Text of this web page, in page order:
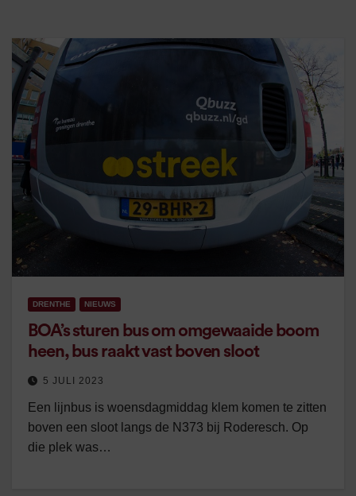
DRENTHE NIEUWS
BOA’s sturen bus om omgewaaide boom
heen, bus raakt vast boven sloot
5 JULI 2023
Een lijnbus is woensdagmiddag klem komen te zitten
boven een sloot langs de N373 bij Roderesch. Op
die plek was…